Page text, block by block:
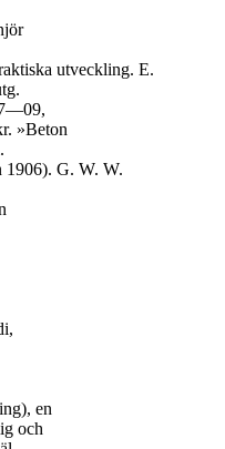
utveckling. E.
»Beton
1906). G. W. W.
en
och